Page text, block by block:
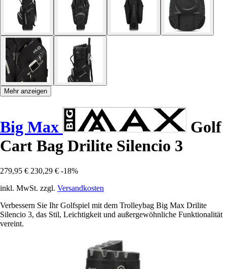
Mehr anzeigen
Big Max
Golf
Cart Bag Drilite Silencio 3
279,95 € 230,29 € -18%
inkl. MwSt. zzgl. Versandkosten
Verbessern Sie Ihr Golfspiel mit dem Trolleybag Big Max Drilite
Silencio 3, das Stil, Leichtigkeit und außergewöhnliche Funktionalität
vereint.